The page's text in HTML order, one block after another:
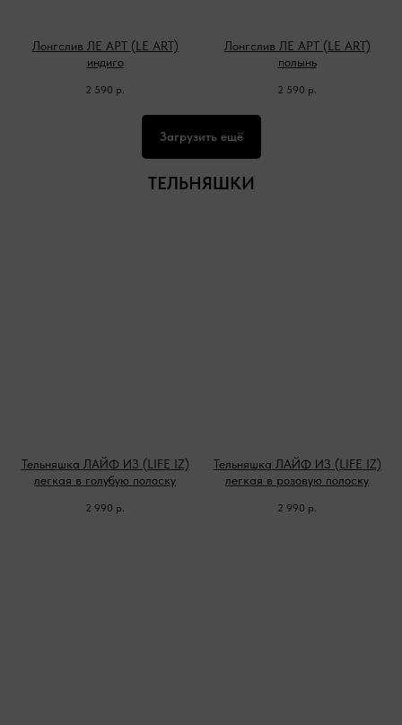
Лонгслив ЛЕ АРТ (LE ART)
индиго
2 590 р.
Лонгслив ЛЕ АРТ (LE ART)
полынь
2 590 р.
Загрузить ещё
ТЕЛЬНЯШКИ
Тельняшка ЛАЙФ ИЗ (LIFE IZ)
легкая в голубую полоску
2 990 р.
Тельняшка ЛАЙФ ИЗ (LIFE IZ)
легкая в розовую полоску
2 990 р.